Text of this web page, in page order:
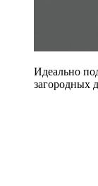
Идеально
загородных